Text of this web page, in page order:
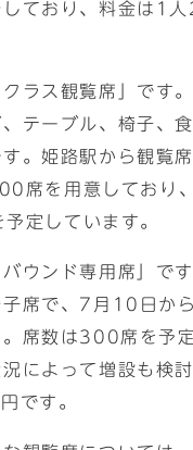
しており、料金は1
ラス観覧席」です
テーブル、椅子、
。姫路駅から観覧
席を用意しており
定しています。
ウンド専用席」で
子席で、7月10日か
。席数は300席を予
によって増設も検
です。